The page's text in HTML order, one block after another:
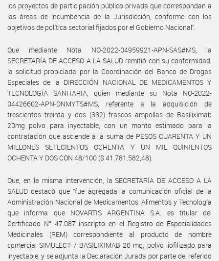
los proyectos de participación público privada que correspondan a
las áreas de incumbencia de la Jurisdicción, conforme con los
objetivos de política sectorial fijados por el Gobierno Nacional”.
Que mediante Nota NO-2022-04959921-APN-SAS#MS, la
SECRETARÍA DE ACCESO A LA SALUD remitió con su conformidad,
la solicitud propiciada por la Coordinación del Banco de Drogas
Especiales de la DIRECCIÓN NACIONAL DE MEDICAMENTOS Y
TECNOLOGÍA SANITARIA, quien mediante su Nota NO-2022-
04426602-APN-DNMYTS#MS, referente a la adquisición de
trescientos treinta y dos (332) frascos ampollas de Basiliximab
20mg polvo para inyectable, con un monto estimado para la
contratación que asciende a la suma de PESOS CUARENTA Y UN
MILLONES SETECIENTOS OCHENTA Y UN MIL QUINIENTOS
OCHENTA Y DOS CON 48/100 ($ 41.781.582,48).
Que, en la misma intervención, la SECRETARÍA DE ACCESO A LA
SALUD destacó que “fue agregada la comunicación oficial de la
Administración Nacional de Medicamentos, Alimentos y Tecnología
que informa que NOVARTIS ARGENTINA S.A. es titular del
Certificado N° 47.087 inscripto en el Registro de Especialidades
Medicinales (REM) correspondiente al producto de nombre
comercial SIMULECT / BASILIXIMAB 20 mg, polvo liofilizado para
inyectable; y se adjunta la Declaración Jurada por parte del referido